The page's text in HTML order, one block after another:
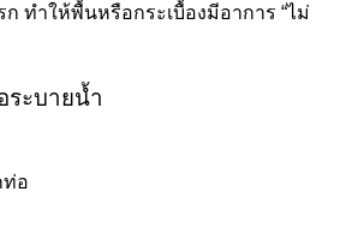
ทำให้พื้นหรือกระเบื้องมีอาการ “ไม่
ระบายน้ำ
ท่อ